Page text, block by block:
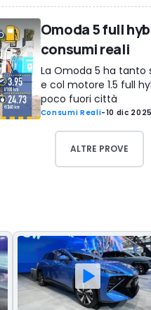
Omoda 5 full
consumi reali
La Omoda 5 ha tanto
e col motore 1.5 full
poco fuori città
Consumi Reali-10 dic 2025
ALTRE PROVE